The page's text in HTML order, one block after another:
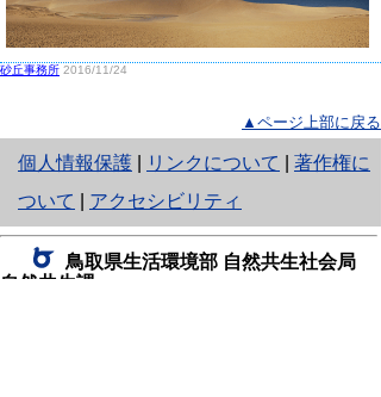
砂丘事務所 2016/11/24
▲ページ上部に戻る
個人情報保護
と
り
ネ
ッ
リンクについて
著作権に
ついて
アクセシビリティ
鳥取県生活環境部 自然共生社会局
自然共生課